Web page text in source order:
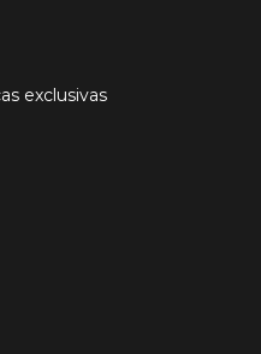
exclusivas